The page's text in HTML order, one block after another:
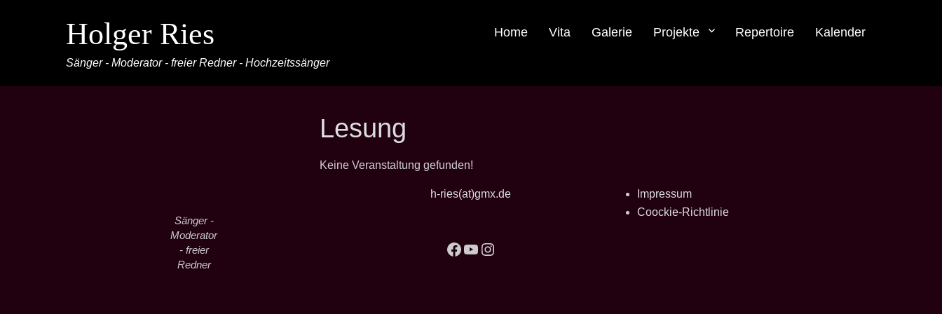
Holger Ries
Sänger - Moderator - freier Redner - Hochzeitssänger
Home Vita Galerie Projekte Repertoire Kalender
Lesung
Keine Veranstaltung gefunden!
Sänger -
Moderator
- freier
Redner
h-ries(at)gmx.de
Facebook
YouTube
Instagram
Impressum
Coockie-Richtlinie